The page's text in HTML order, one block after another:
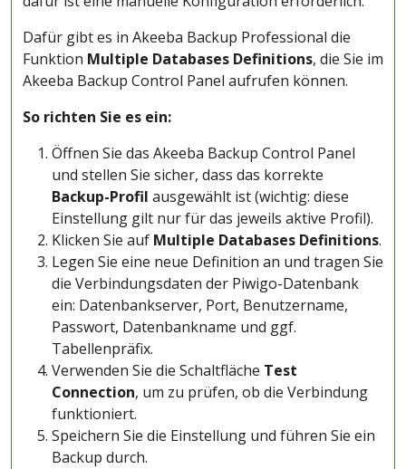
Dafür gibt es in Akeeba Backup Professional die
Funktion Multiple Databases Definitions, die Sie im
Akeeba Backup Control Panel aufrufen können.
So richten Sie es ein:
Öffnen Sie das Akeeba Backup Control Panel
und stellen Sie sicher, dass das korrekte
Backup-Profil ausgewählt ist (wichtig: diese
Einstellung gilt nur für das jeweils aktive Profil).
Klicken Sie auf Multiple Databases Definitions.
Legen Sie eine neue Definition an und tragen Sie
die Verbindungsdaten der Piwigo-Datenbank
ein: Datenbankserver, Port, Benutzername,
Passwort, Datenbankname und ggf.
Tabellenpräfix.
Verwenden Sie die Schaltfläche Test
Connection, um zu prüfen, ob die Verbindung
funktioniert.
Speichern Sie die Einstellung und führen Sie ein
Backup durch.